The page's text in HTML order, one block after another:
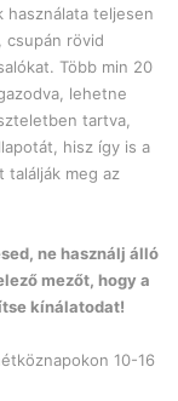
használata teljesen
rövid
Több min 20
lehetne
tartva,
hisz így is a
találják meg az
ne használj álló
mezőt, hogy a
kínálatodat!
10-16